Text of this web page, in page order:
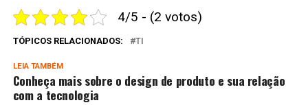
4/5 - (2 votos)
TÓPICOS RELACIONADOS: TI
LEIA TAMBÉM
Conheça mais sobre o design de produto e sua relação
com a tecnologia